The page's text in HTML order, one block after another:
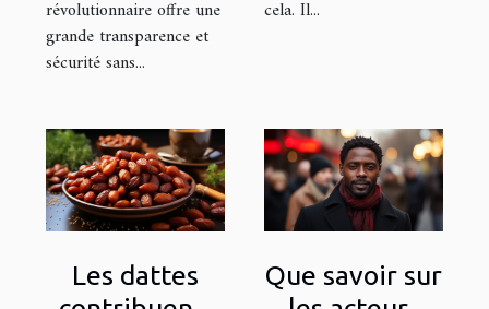
révolutionnaire offre une
grande transparence et
sécurité sans...
cela. Il...
Les dattes
Que savoir sur